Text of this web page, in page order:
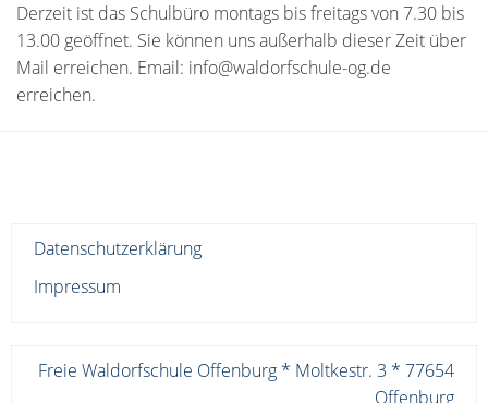
Derzeit ist das Schulbüro montags bis freitags von 7.30 bis
13.00 geöffnet. Sie können uns außerhalb dieser Zeit über
Mail erreichen. Email: info@waldorfschule-og.de
erreichen.
Datenschutzerklärung
Impressum
Freie Waldorfschule Offenburg * Moltkestr. 3 * 77654
Offenburg